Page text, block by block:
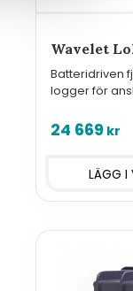
Wavelet
Batteridriven
logger för
24 669 kr